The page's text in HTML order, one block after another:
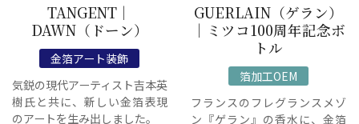
TANGENT｜
DAWN（ドーン）
金箔アート装飾
気鋭の現代アーティスト吉本英
樹氏と共に、新しい金箔表現
のアートを生み出しました。
GUERLAIN（ゲラン）
｜ミツコ100周年記念ボ
トル
箔加工OEM
フランスのフレグランスメゾ
ン『ゲラン』の香水に、金箔